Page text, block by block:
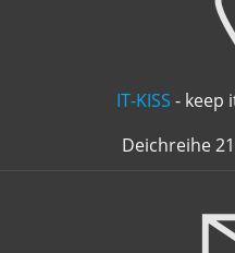
IT-KISS - keep
Deichreihe